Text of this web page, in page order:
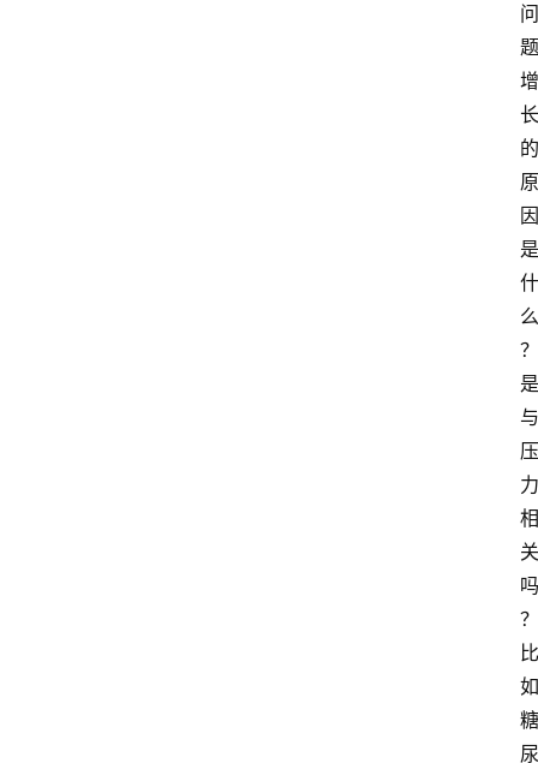
问
题
增
长
的
原
因
是
什
么
？
是
与
压
力
相
关
吗
？
比
如
糖
尿